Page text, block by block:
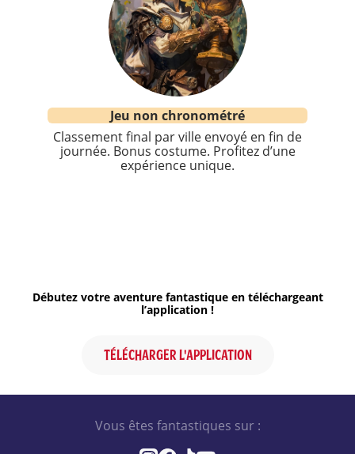
Jeu non chronométré
Classement final par ville envoyé en fin de
journée. Bonus costume. Profitez d’une
expérience unique.
Débutez votre aventure fantastique en téléchargeant
l’application !
TÉLÉCHARGER L'APPLICATION
Vous êtes fantastiques sur :